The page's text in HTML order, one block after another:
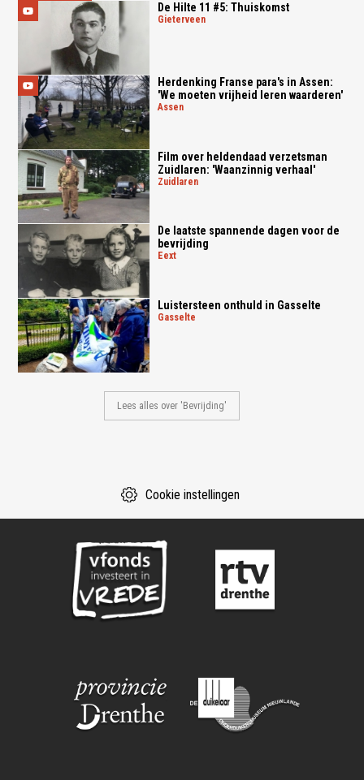
De Hilte 11 #5: Thuiskomst
gieterveen
Herdenking Franse para's in Assen:
'We moeten vrijheid leren waarderen'
assen
Film over heldendaad verzetsman
Zuidlaren: 'Waanzinnig verhaal'
zuidlaren
De laatste spannende dagen voor de
bevrijding
eext
Luistersteen onthuld in Gasselte
gasselte
Lees alles over 'Bevrijding'
Cookie instellingen